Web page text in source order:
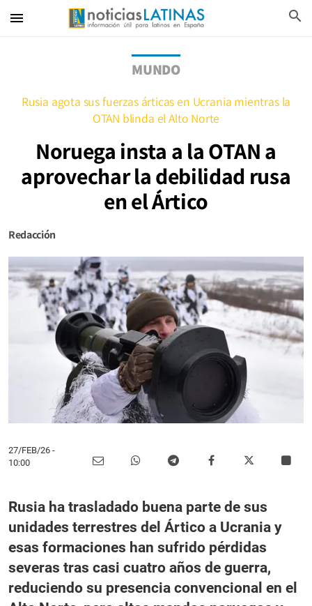
menu search
MUNDO
Rusia agota sus fuerzas árticas en Ucrania mientras la
OTAN blinda el Alto Norte
Noruega insta a la OTAN a
aprovechar la debilidad rusa
en el Ártico
Redacción
27/FEB/26 -
10:00
Rusia ha trasladado buena parte de sus
unidades terrestres del Ártico a Ucrania y
esas formaciones han sufrido pérdidas
severas tras casi cuatro años de guerra,
reduciendo su presencia convencional en el